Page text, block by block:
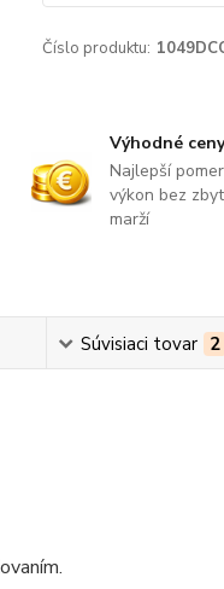
Číslo produktu:
Výhodné
Najlepší
výkon bez
marží
Súvisiaci tovar 2